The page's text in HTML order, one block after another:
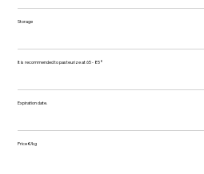
Storage
It is recommended to pasteurize at 65 - 85°
Expiration date.
Price €/kg